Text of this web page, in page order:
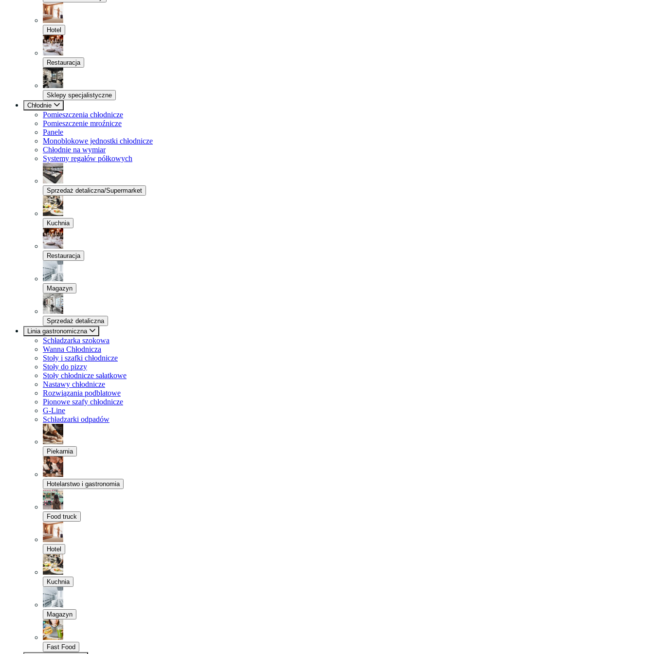
Hotel
Restauracja
Sklepy specjalistyczne
Chłodnie
Pomieszczenia chłodnicze
Pomieszczenie mroźnicze
Panele
Monoblokowe jednostki chłodnicze
Chłodnie na wymiar
Systemy regałów półkowych
Sprzedaż detaliczna/Supermarket
Kuchnia
Restauracja
Magazyn
Sprzedaż detaliczna
Linia gastronomiczna
Schładzarka szokowa
Wanna Chłodnicza
Stoły i szafki chłodnicze
Stoły do pizzy
Stoły chłodnicze sałatkowe
Nastawy chłodnicze
Rozwiązania podblatowe
Pionowe szafy chłodnicze
G-Line
Schładzarki odpadów
Piekarnia
Hotelarstwo i gastronomia
Food truck
Hotel
Kuchnia
Magazyn
Fast Food